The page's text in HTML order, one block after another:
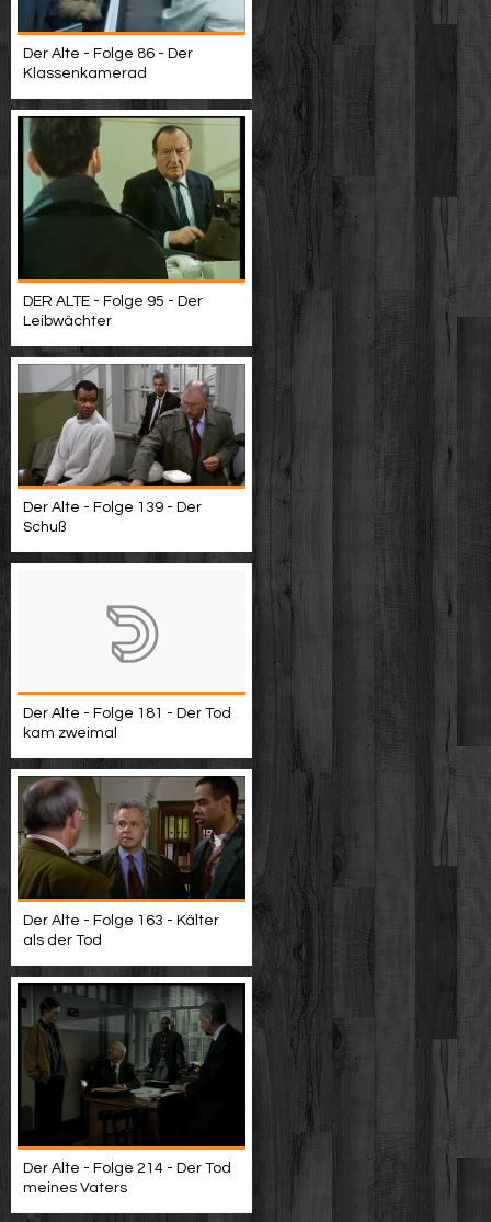
Der Alte - Folge 86 - Der
Klassenkamerad
DER ALTE - Folge 95 - Der
Leibwächter
Der Alte - Folge 139 - Der
Schuß
Der Alte - Folge 181 - Der Tod
kam zweimal
Der Alte - Folge 163 - Kälter
als der Tod
Der Alte - Folge 214 - Der Tod
meines Vaters